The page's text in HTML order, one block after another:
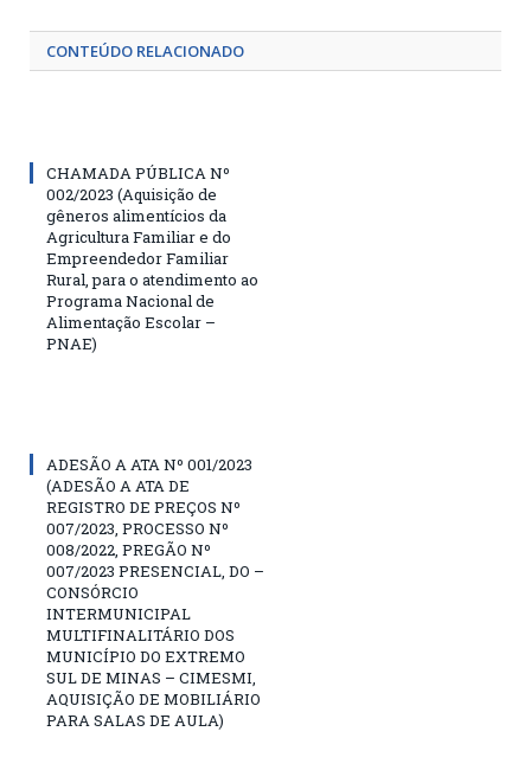
CONTEÚDO RELACIONADO
CHAMADA PÚBLICA Nº
002/2023 (Aquisição de
gêneros alimentícios da
Agricultura Familiar e do
Empreendedor Familiar
Rural, para o atendimento ao
Programa Nacional de
Alimentação Escolar –
PNAE)
ADESÃO A ATA Nº 001/2023
(ADESÃO A ATA DE
REGISTRO DE PREÇOS Nº
007/2023, PROCESSO Nº
008/2022, PREGÃO Nº
007/2023 PRESENCIAL, DO –
CONSÓRCIO
INTERMUNICIPAL
MULTIFINALITÁRIO DOS
MUNICÍPIO DO EXTREMO
SUL DE MINAS – CIMESMI,
AQUISIÇÃO DE MOBILIÁRIO
PARA SALAS DE AULA)